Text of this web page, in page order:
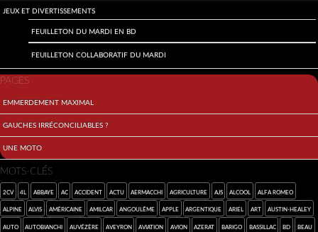
Jeux et divertissements
Feuilleton du mardi en BD
Feuilleton collaboratif du mardi
PAGES
Emmerdement maximal
Gauches irréconciliables ?
Une moto
MOTS-CLÉS
2cv 4L abbaye AC accident Actu Aermacchi agriculture AJS alcool Alfa Romeo
Alpine Alvis américaine Amilcar Angoulême Apple argentique Ariel art Austin-Healey
auto Autobianchi Auvézère Aveyron aviation avion Azerat Barigo Bassillac BD beau